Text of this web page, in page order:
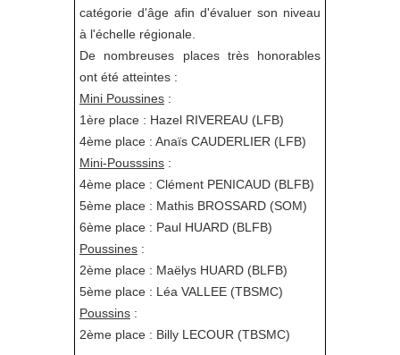
catégorie d'âge afin d'évaluer son niveau
à l'échelle régionale.
De nombreuses places très honorables
ont été atteintes :
Mini Poussines :
1ère place : Hazel RIVEREAU (LFB)
4ème place : Anaïs CAUDERLIER (LFB)
Mini-Pousssins :
4ème place : Clément PENICAUD (BLFB)
5ème place : Mathis BROSSARD (SOM)
6ème place : Paul HUARD (BLFB)
Poussines :
2ème place : Maëlys HUARD (BLFB)
5ème place : Léa VALLEE (TBSMC)
Poussins :
2ème place : Billy LECOUR (TBSMC)